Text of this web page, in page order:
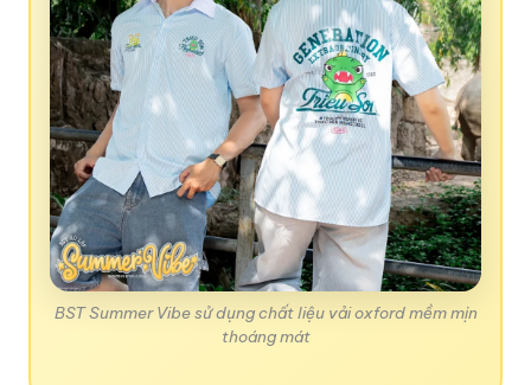
BST Summer Vibe sử dụng chất liệu vải oxford mềm mịn
thoáng mát